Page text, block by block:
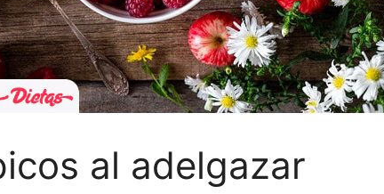
al adelgazar